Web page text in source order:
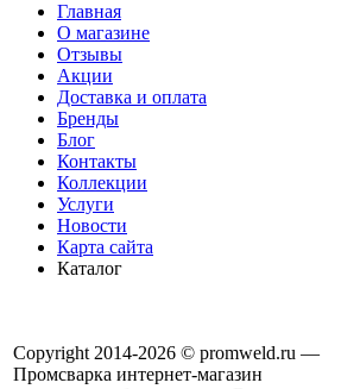
Главная
О магазине
Отзывы
Акции
Доставка и оплата
Бренды
Блог
Контакты
Коллекции
Услуги
Новости
Карта сайта
Каталог
Copyright 2014-2026 © promweld.ru —
Промсварка интернет-магазин